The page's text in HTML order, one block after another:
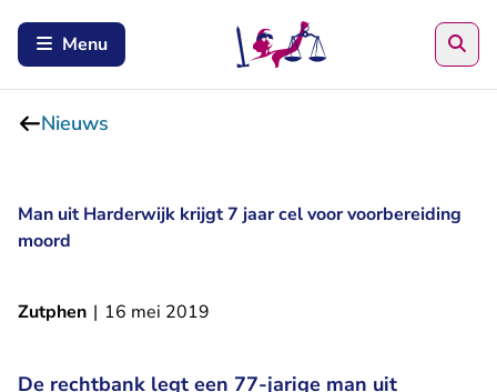
Menu
Nieuws
Man uit Harderwijk krijgt 7 jaar cel voor voorbereiding
moord
Zutphen | 16 mei 2019
De rechtbank legt een 77-jarige man uit